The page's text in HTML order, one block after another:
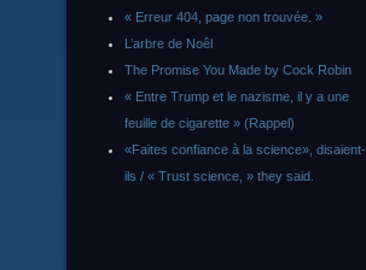
« Erreur 404, page non trouvée. »
L’arbre de Noêl
The Promise You Made by Cock Robin
« Entre Trump et le nazisme, il y a une
feuille de cigarette » (Rappel)
«Faites confiance à la science», disaient-
ils / « Trust science, » they said.